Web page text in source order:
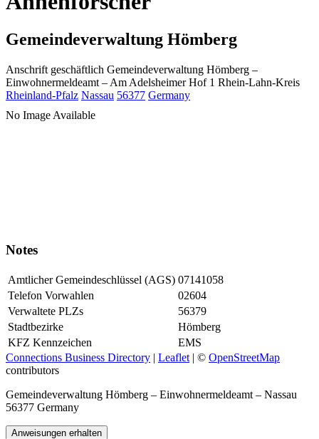
Gemeindeverwaltung Hömberg
Anschrift geschäftlich Gemeindeverwaltung Hömberg –
Einwohnermeldeamt – Am Adelsheimer Hof 1 Rhein-Lahn-Kreis
Rheinland-Pfalz Nassau 56377 Germany
No Image Available
Notes
Amtlicher Gemeindeschlüssel (AGS) 07141058
Telefon Vorwahlen
02604
Verwaltete PLZs
56379
Stadtbezirke
Hömberg
KFZ Kennzeichen
EMS
Connections Business Directory | Leaflet | © OpenStreetMap
contributors
Gemeindeverwaltung Hömberg – Einwohnermeldeamt – Nassau
56377 Germany
Anweisungen erhalten